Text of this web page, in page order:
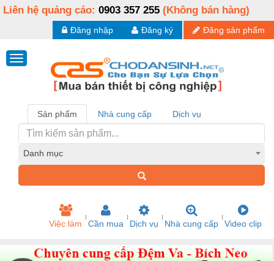
Liên hệ quảng cáo: 0903 357 255 (Không bán hàng)
Đăng sản phẩm
Đăng ký
Đăng nhập
Sản phẩm Nhà cung cấp Dịch vụ
Danh mục
Việc làm Cần mua Dịch vụ Nhà cung cấp Video clip